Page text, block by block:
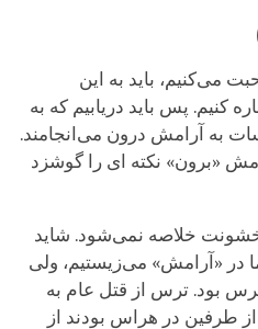
می‌کنیم، باید به این
کنیم. پس باید دریابیم که به
به آرامش درون می‌انجامند.
«برون» نکته ای را گوشزد
خلاصه نمی‌شود. شاید
در «آرامش» می‌زیستیم، ولی
بود. ترس از قتل عام به
طرفین در هراس بودند از